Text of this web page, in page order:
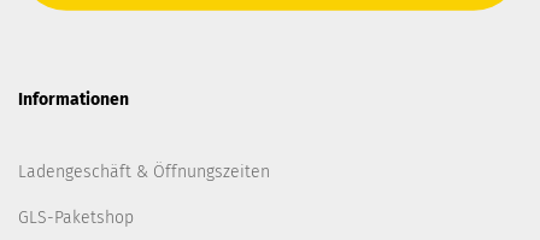
Informationen
Ladengeschäft & Öffnungszeiten
GLS-Paketshop